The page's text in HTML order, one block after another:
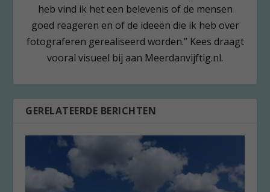
heb vind ik het een belevenis of de mensen
goed reageren en of de ideeën die ik heb over
fotograferen gerealiseerd worden.” Kees draagt
vooral visueel bij aan Meerdanvijftig.nl.
GERELATEERDE BERICHTEN